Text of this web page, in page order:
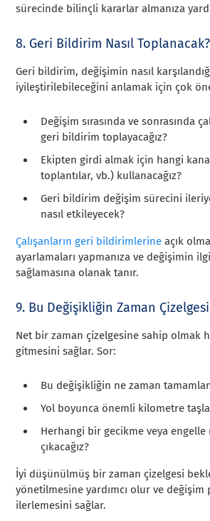
sürecinde bilinçli kararlar almanıza
8. Geri Bildirim Nasıl Toplanacak?
Geri bildirim, değişimin nasıl
iyileştirilebileceğini anlamak için çok
Değişim sırasında ve sonrasında
geri bildirim toplayacağız?
Ekipten girdi almak için hangi
toplantılar, vb.) kullanacağız?
Geri bildirim değişim sürecini
nasıl etkileyecek?
Çalışanların geri bildirimlerine açık
ayarlamaları yapmanıza ve değişimin
sağlamasına olanak tanır.
9. Bu Değişikliğin Zaman
Net bir zaman çizelgesine sahip olmak
gitmesini sağlar. Sor:
Bu değişikliğin ne zaman
Yol boyunca önemli kilometre
Herhangi bir gecikme veya engelle
çıkacağız?
İyi düşünülmüş bir zaman çizelgesi
yönetilmesine yardımcı olur ve değişim
ilerlemesini sağlar.